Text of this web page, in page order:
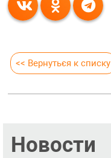
<< Вернуться к списку
Новости